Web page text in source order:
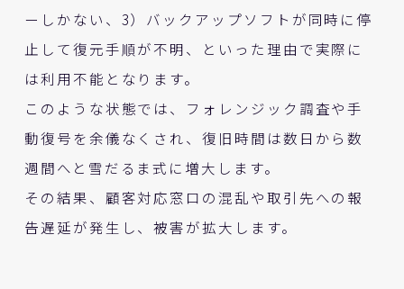
ーしかない、3）バックアップソフトが同時に停
止して復元手順が不明、といった理由で実際に
は利用不能となります。
このような状態では、フォレンジック調査や手
動復号を余儀なくされ、復旧時間は数日から数
週間へと雪だるま式に増大します。
その結果、顧客対応窓口の混乱や取引先への報
告遅延が発生し、被害が拡大します。